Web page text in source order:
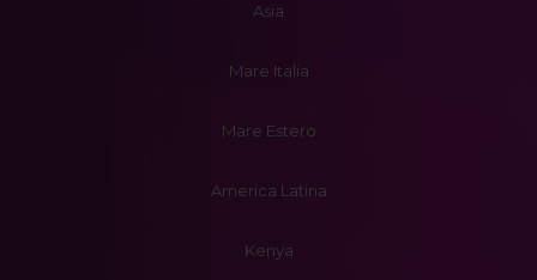
Asia
Mare Italia
Mare Estero
America Latina
Kenya